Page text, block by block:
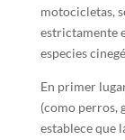
motocicletas,
estrictamente
especies
En primer
(como perros,
establece que